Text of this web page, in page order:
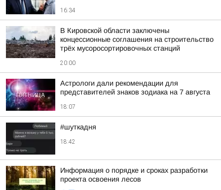
16:34
В Кировской области заключены
концессионные соглашения на строительство
трёх мусоросортировочных станций
20:00
Астрологи дали рекомендации для
представителей знаков зодиака на 7 августа
18:07
#шуткадня
18:42
Информация о порядке и сроках разработки
проекта освоения лесов